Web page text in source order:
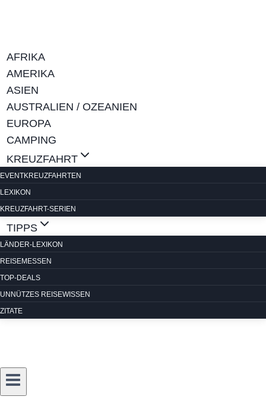
AFRIKA
AMERIKA
ASIEN
AUSTRALIEN / OZEANIEN
EUROPA
CAMPING
KREUZFAHRT
EVENTKREUZFAHRTEN
LEXIKON
KREUZFAHRT-SERIEN
TIPPS
LÄNDER-LEXIKON
REISEMESSEN
TOP-DEALS
UNNÜTZES REISEWISSEN
ZITATE